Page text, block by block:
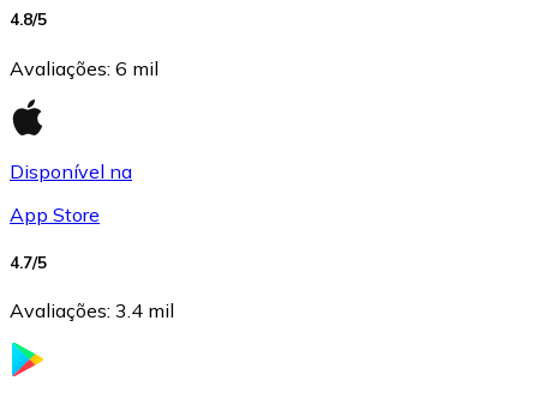
4.8/5
Avaliações: 6 mil
Disponível na
App Store
4.7/5
Avaliações: 3.4 mil